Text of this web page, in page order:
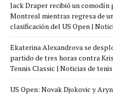
Jack Draper recibió un
Montreal mientras regresa de
clasificación del US Open |
Ekaterina Alexandrova se
partido de tres horas contra
Tennis Classic | Noticias de tenis
US Open: Novak Djokovic y